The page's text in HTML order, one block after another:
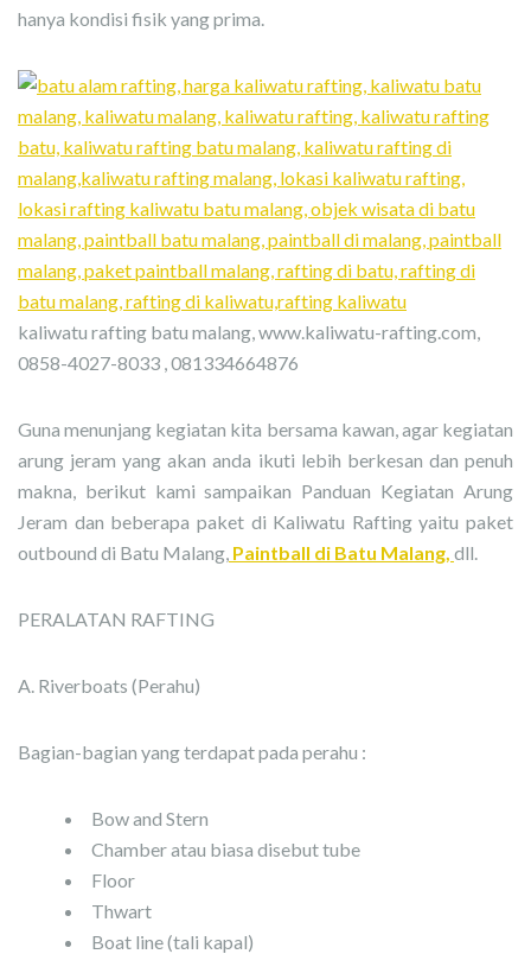
hanya kondisi fisik yang prima.
kaliwatu rafting batu malang, www.kaliwatu-rafting.com,
0858-4027-8033 , 081334664876
Guna menunjang kegiatan kita bersama kawan, agar kegiatan
arung jeram yang akan anda ikuti lebih berkesan dan penuh
makna, berikut kami sampaikan Panduan Kegiatan Arung
Jeram dan beberapa paket di Kaliwatu Rafting yaitu paket
outbound di Batu Malang, Paintball di Batu Malang, dll.
PERALATAN RAFTING
A. Riverboats (Perahu)
Bagian-bagian yang terdapat pada perahu :
Bow and Stern
Chamber atau biasa disebut tube
Floor
Thwart
Boat line (tali kapal)